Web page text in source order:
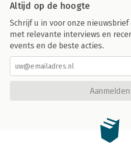
Altijd op de hoogte
Schrijf u in voor onze
met relevante interviews en
events en de beste acties.
Aanmelden